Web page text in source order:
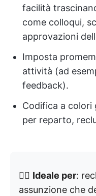
facilità
come colloqui,
approvazioni
Imposta
attività (ad
feedback).
Codifica a colori
per reparto,
👉🏼 Ideale per:
assunzione che